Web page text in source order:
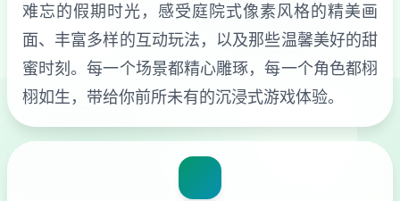
难忘的假期时光，感受庭院式像素风格的精美画
面、丰富多样的互动玩法，以及那些温馨美好的甜
蜜时刻。每一个场景都精心雕琢，每一个角色都栩
栩如生，带给你前所未有的沉浸式游戏体验。